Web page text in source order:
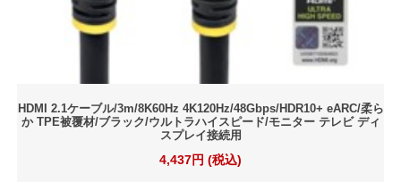
HDMI 2.1ケーブル/3m/8K60Hz 4K120Hz/48Gbps/HDR10+ eARC/柔ら
か TPE被覆材/ブラック/ウルトラハイスピード/モニター テレビ ディ
スプレイ接続用
4,437円 (税込)